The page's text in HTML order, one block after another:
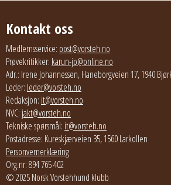
Kontakt oss
Medlemsservice: post@vorsteh.no
Prøvekritikker: karun-jo@online.no
Adr.: Irene Johannessen, Haneborgveien 17, 1940
Leder: leder@vorsteh.no
Redaksjon: it@vorsteh.no
NVC: jakt@vorsteh.no
Tekniske spørsmål: it@vorsteh.no
Postadresse: Kureskjærveien 35, 1560 Larkollen
Personvernerklæring
Org.nr: 894 765 402
© 2025 Norsk Vorstehhund klubb